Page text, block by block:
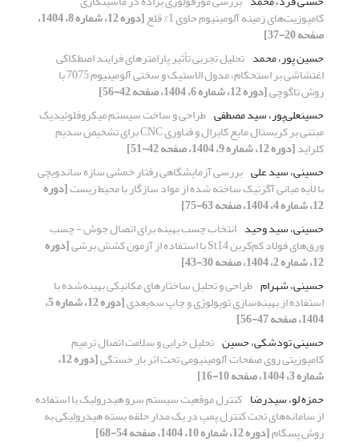
کامپوزیت‌های زمینه آلومینیوم حاوی 1% قلع [دوره 12، شماره 8، 1404،
صفحه 20-37]
حسین پور، محمد تحلیل تجربی تأثیر پارامترهای فرایند اصطکاکی
اغتشاشی بر استحکام، مدول الاستیک و سختی آلومینیوم 7075 با
روش تاگوچی[دوره 12، شماره 6، 1404، صفحه 42-56]
حسینعلی‌پور، سید مصطفی طراحی و ساخت سیستم میکروفلوئیدیک
مبتنی بر کریستال مایع کایرال و فناوریCNCبرای تشخیص سدیم
کلراید[دوره 12، شماره 9، 1404، صفحه 42-51]
حسینی، سید علی بررسی آزمایشگاهی رفتار خمشی سازه ساندویچی
با لایه میانی آگزتیک ساخته شده از مواد سازگار با محیط زیست[دوره
12، شماره 4، 1404، صفحه 63-75]
حسینی، سید وحید انتخاب چسب بهینه برای اتصال‌ جوش - چسب
ورق‌های فولاد کم‌کربن St14 با استفاده از آزمون کشش برشی [دوره
12، شماره 2، 1404، صفحه 30-43]
حسینی، شهرام طراحی و تحلیل ساختارهای مکانیکی بهینه‌شده با
استفاده از بهینه‌سازی توپولوژی و چاپ سه‌بعدی [دوره 12، شماره 5،
1404، صفحه 47-56]
حسینی تودشکی، حسین تحلیل خرابی و سلامت اتصال ترمیم
کامپوزیتی روی صفحات آلومینیومی تحت اثر بار خستگی [دوره 12،
شماره 3، 1404، صفحه 10-16]
حمزه لو، سیدرضا کنترل موقعیت سیستم سرو هیدرولیک با استفاده
از سامانههای تحت کنترل پمپ در یک مدار حلقه بسته هیدرولیکی به
روش پسگام[دوره 12، شماره 10، 1404، صفحه 54-68]